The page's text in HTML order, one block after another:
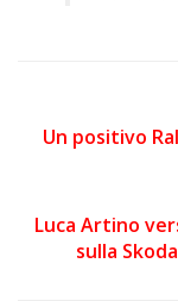
Un positivo
Luca Artino
sulla